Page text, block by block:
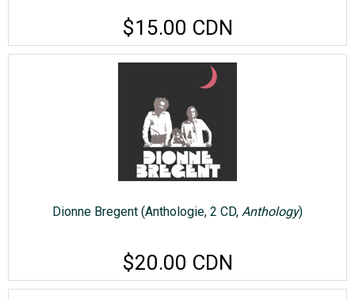
$15.00 CDN
Dionne Bregent (Anthologie, 2 CD, Anthology)
$20.00 CDN